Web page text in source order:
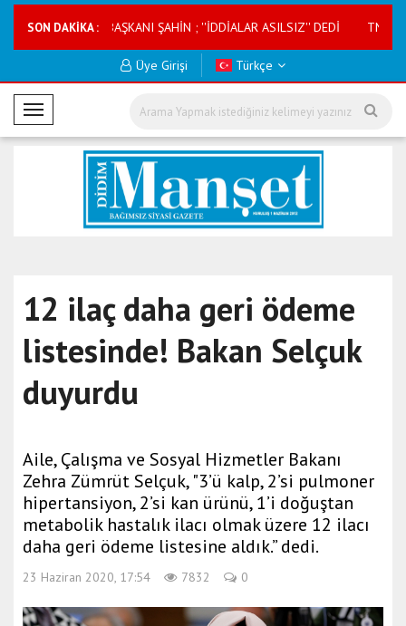
SON DAKİKA :BAŞKANI ŞAHİN ; ''İDDİALAR ASILSIZ'' DEDİ TMVFL Milli
Üye Girişi Türkçe
M
o
12 ilaç daha geri ödeme
listesinde! Bakan Selçuk
duyurdu
Aile, Çalışma ve Sosyal Hizmetler Bakanı
Zehra Zümrüt Selçuk, "3’ü kalp, 2’si pulmoner
hipertansiyon, 2’si kan ürünü, 1’i doğuştan
metabolik hastalık ilacı olmak üzere 12 ilacı
daha geri ödeme listesine aldık.” dedi.
23 Haziran 2020, 17:54 7832 0